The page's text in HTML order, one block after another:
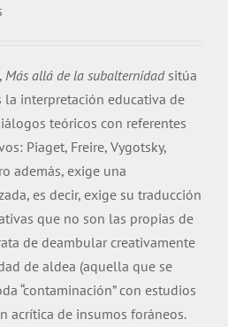
Más allá de la subalternidadsitúa
la interpretación educativa de
teóricos con referentes
Piaget, Freire, Vygotsky,
además, exige una
es decir, exige su traducción
que no son las propias de
de deambular creativamente
de aldea (aquella que se
“contaminación” con estudios
acrítica de insumos foráneos.